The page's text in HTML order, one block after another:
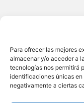
Para ofrecer las mejores
almacenar y/o acceder a
tecnologías nos permitirá
identificaciones únicas
negativamente a ciertas